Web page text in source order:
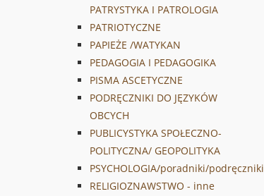
PATRYSTYKA I PATROLOGIA
PATRIOTYCZNE
PAPIEŻE /WATYKAN
PEDAGOGIA I PEDAGOGIKA
PISMA ASCETYCZNE
PODRĘCZNIKI DO JĘZYKÓW
OBCYCH
PUBLICYSTYKA SPOŁECZNO-
POLITYCZNA/ GEOPOLITYKA
PSYCHOLOGIA/poradniki/podręczniki
RELIGIOZNAWSTWO - inne